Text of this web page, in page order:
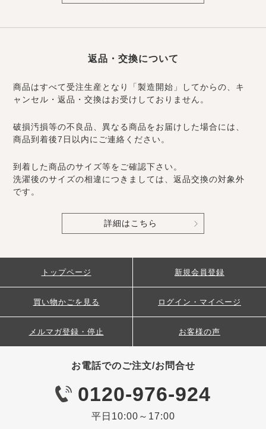
返品・交換について
商品はすべて受注生産となり「製造開始」してからの、キ
ャンセル・返品・交換はお受けしておりません。
破損汚損等の不良品、異なる商品をお届けした場合には、
商品到着後7日以内にご連絡ください。
到着した商品のサイズ等をご確認下さい。
洗濯後のサイズの相違につきましては、返品交換の対象外
です。
詳細はこちら
お電話でのご注文/お問合せ
0120-976-924
平日10:00～17:00
トップページ 新規会員登録
買い物かごを見る ログイン・マイページ
メルマガ登録・停止 お客様の声